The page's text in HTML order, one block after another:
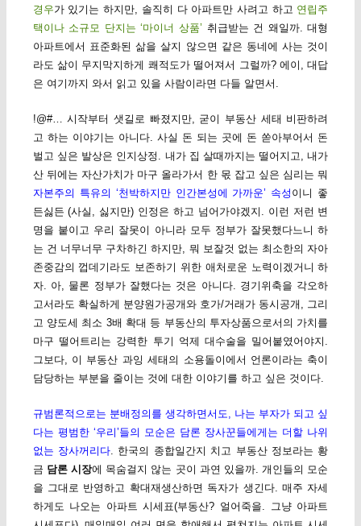
경우가 있기는 하지만, 솔직히 다 아파트만 사려고 하고 연립주
택이나 소규모 단지는 ‘마이너 상품’ 취급받는 건 왜일까. 대형
아파트에서 표준화된 삶을 살지 않으면 같은 동네에 사는 것이
라도 삶이 무지막지하게 쾌적도가 떨어져서 그럴까? 에이, 대답
은 여기까지 와서 읽고 있을 사람이라면 다들 알면서.
!@#… 시작부터 샛길로 빠졌지만, 굳이 부동산 세태 비판하려
고 하는 이야기는 아니다. 사실 돈 되는 곳에 돈 쏟아부어서 돈
벌고 싶은 발상은 인지상정. 내가 집 살때까지는 떨어지고, 내가
산 뒤에는 자산가치가 마구 올라가서 한 몫 잡고 싶은 심리는 뭐
자본주의 특유의 ‘천박하지만 인간본성에 가까운’ 속성 이니 좋
든싫든 (사실, 싫지만) 인정은 하고 넘어가야겠지. 이런 저런 변
명을 붙이고 우리 잘못이 아니라 모두 정부가 잘못했다느니 하
는 건 너무너무 구차하긴 하지만, 뭐 보잘것 없는 최소한의 자아
존중감의 껍데기라도 보존하기 위한 애처로운 노력이겠거니 하
자. 아, 물론 정부가 잘했다는 것은 아니다. 경기위축을 각오하
고서라도 확실하게 분양원가공개와 호가/거래가 동시공개, 그리
고 양도세 최소 3배 확대 등 부동산의 투자상품으로서의 가치를
마구 떨어트리는 강력한 투기 억제 대수술을 밀어붙였어야지.
그보다, 이 부동산 과잉 세태의 소용돌이에서 언론이라는 축이
담당하는 부분을 줄이는 것에 대한 이야기를 하고 싶은 것이다.
규범론적으로는 분배정의를 생각하면서도, 나는 부자가 되고 싶
다는 평범한 ‘우리’들의 모순은 담론 장사꾼들에게는 더할 나위
없는 장사꺼리다. 한국의 종합일간지 치고 부동산 정보라는 황
금 담론 시장에 목숨걸지 않는 곳이 과연 있을까. 개인들의 모순
을 그대로 반영하고 확대재생산하면 독자가 생긴다. 매주 자세
하게도 나오는 아파트 시세표(부동산? 얼어죽을. 그냥 아파트